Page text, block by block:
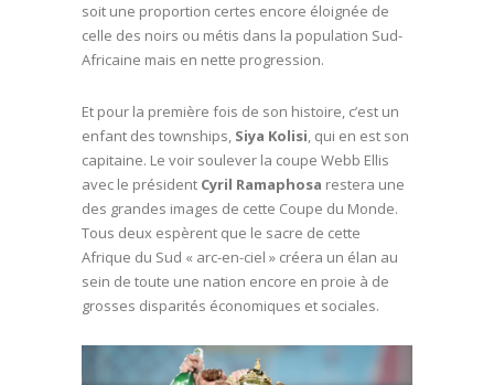
soit une proportion certes encore éloignée de
celle des noirs ou métis dans la population Sud-
Africaine mais en nette progression.
Et pour la première fois de son histoire, c’est un
enfant des townships, Siya Kolisi, qui en est son
capitaine. Le voir soulever la coupe Webb Ellis
avec le président Cyril Ramaphosa restera une
des grandes images de cette Coupe du Monde.
Tous deux espèrent que le sacre de cette
Afrique du Sud « arc-en-ciel » créera un élan au
sein de toute une nation encore en proie à de
grosses disparités économiques et sociales.